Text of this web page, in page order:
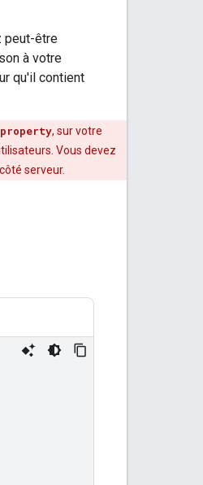
peut-être
à votre
qu'il contient
property, sur votre
Vous devez
serveur.